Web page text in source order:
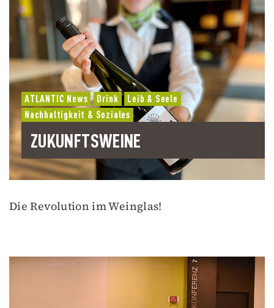
ATLANTIC News Drink
Leib & Seele
Nachhaltigkeit & Soziales
ZUKUNFTSWEINE
Die Revolution im Weinglas!